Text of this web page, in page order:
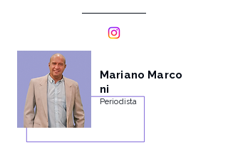
Mariano Marco
ni
Periodista